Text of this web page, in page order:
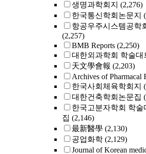
생명과학회지 (2,276)
한국통신학회논문지
항공우주시스템공학
(2,257)
BMB Reports (2,250)
대한외과학회 학술대
天文學會報 (2,203)
Archives of Pharmacal
한국사회체육학회지
대한건축학회논문집
한국고분자학회 학
집 (2,146)
最新醫學 (2,130)
공업화학 (2,129)
Journal of Korean